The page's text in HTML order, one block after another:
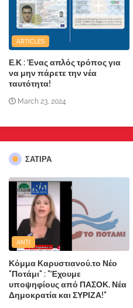
ARTICLES
Ε.Κ : Ένας απλός τρόπος για
να μην πάρετε την νέα
ταυτότητα!
March 23, 2024
ΣΑΤΙΡΑ
ANTI
Κόμμα Καρυστιανού,το Νέο
"Ποτάμι" : "Έχουμε
υποψηφίους από ΠΑΣΟΚ, Νέα
Δημοκρατία και ΣΥΡΙΖΑ!"